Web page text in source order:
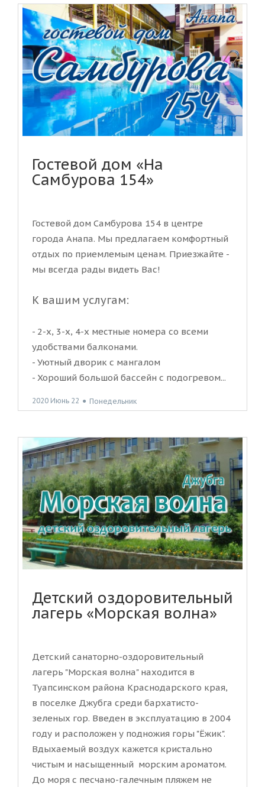
Гостевой дом «На
Самбурова 154»
Гостевой дом Самбурова 154 в центре
города Анапа. Мы предлагаем комфортный
отдых по приемлемым ценам. Приезжайте -
мы всегда рады видеть Вас!
К вашим услугам:
- 2-х, 3-х, 4-х местные номера со всеми
удобствами балконами.
- Уютный дворик с мангалом
- Хороший большой бассейн с подогревом...
2020 Июнь 22 ● Понедельник
Детский оздоровительный
лагерь «Морская волна»
Детский санаторно-оздоровительный
лагерь "Морская волна" находится в
Туапсинском района Краснодарского края,
в поселке Джубга среди бархатисто-
зеленых гор. Введен в эксплуатацию в 2004
году и расположен у подножия горы "Ёжик".
Вдыхаемый воздух кажется кристально
чистым и насыщенный морским ароматом.
До моря с песчано-галечным пляжем не